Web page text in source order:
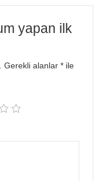
yapan ilk
Gerekli alanlar* ile